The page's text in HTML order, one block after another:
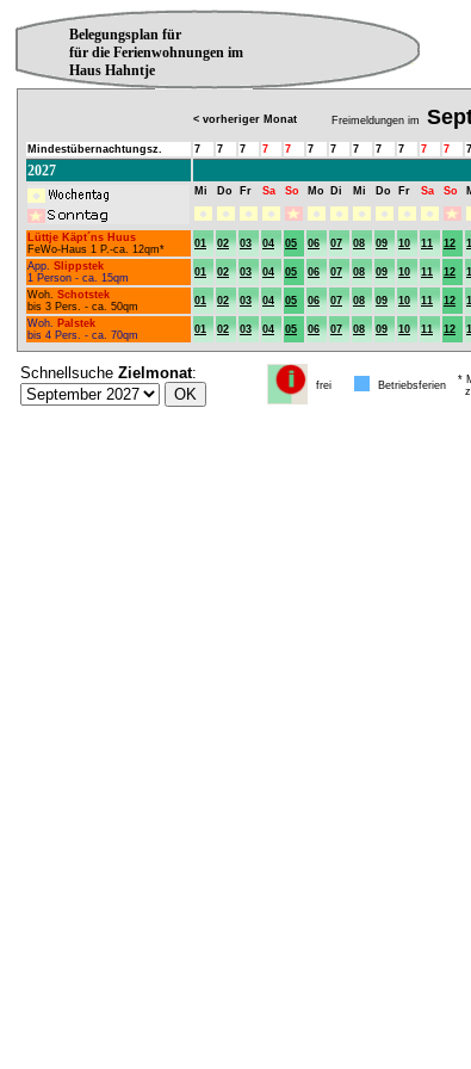
Belegungsplan für
für die Ferienwohnungen im
Haus Hahntje
< vorheriger Monat Freimeldungen im
Mindestübernachtungsz. 7 7 7 7 7 7 7 7 7 7 7 7 7
2027
Mi Do Fr Sa So Mo Di Mi Do Fr Sa So
Lüttje Käpt´ns Huus
FeWo-Haus 1 P.-ca. 12qm*
01 02 03 04 05 06 07 08 09 10 11 12
App. Slippstek
1 Person - ca. 15qm
01 02 03 04 05 06 07 08 09 10 11 12
Woh. Schotstek
bis 3 Pers. - ca. 50qm
01 02 03 04 05 06 07 08 09 10 11 12
Woh. Palstek
bis 4 Pers. - ca. 70qm
01 02 03 04 05 06 07 08 09 10 11 12
Schnellsuche Zielmonat:
frei Betriebsferien
*